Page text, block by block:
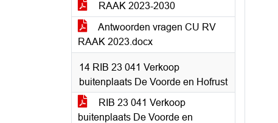
RAAK 2023-2030
Antwoorden vragen CU RV
RAAK 2023.docx
14 RIB 23 041 Verkoop
buitenplaats De Voorde en Hofrust
RIB 23 041 Verkoop
buitenplaats De Voorde en